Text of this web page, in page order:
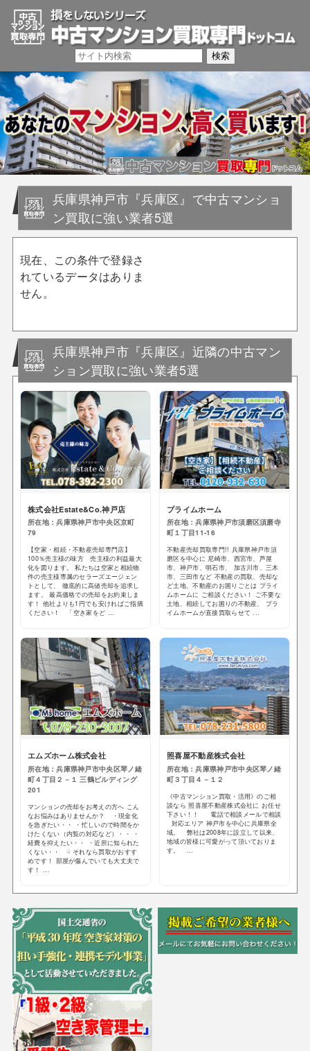
兵庫県神戸市『兵庫区』で中古マンショ
ン買取に強い業者5選
現在、この条件で登録さ
れているデータはありま
せん。
兵庫県神戸市『兵庫区』近隣の中古マン
ション買取に強い業者5選
株式会社Estate&Co.神戸店
所在地：兵庫県神戸市中央区京町
79
【空家・相続・不動産売却専門店】
100％売主様の味方 売主様の利益最大
化を図ります。 私たちは空家と相続物
件の売主様専属のセラーズエージェン
トとして、 徹底的に高値売却を追求し
ます。 最高価格での売却をお約束しま
す！ 他社よりも1円でも安ければご指摘
ください！ 「空き家をど ...
プライムホーム
所在地：兵庫県神戸市須磨区須磨寺
町１丁目11-16
不動産売却買取専門!! 兵庫県神戸市須
磨区を中心に 尼崎市、西宮市、芦屋
市、神戸市、明石市、 加古川市、三木
市、三田市など 不動産の買取、売却な
ど土地、不動産のお困りごとは プライ
ムホームに ご相談ください！ ご不要な
土地、相続してお困りの不動産、 プラ
イムホームが直接買取らせて ...
エムズホーム株式会社
所在地：兵庫県神戸市中央区琴ノ緒
町４丁目２－１ 三鶴ビルディング
201
マンションの売却をお考えの方へ こん
なお悩みはありませんか？ ・現金化
を急ぎたい・・ ・忙しいので時間をか
けたくない（内覧の対応など）・・ ・
経費を抑えたい・・ ・近所に知られた
くない・・ ☟ それなら買取がおすす
めです！ 部屋が傷んでいても大丈夫で
す！ ...
照喜屋不動産株式会社
所在地：兵庫県神戸市中央区琴ノ緒
町３丁目４－１２
《中古マンション買取・活用》のご相
談なら 照喜屋不動産株式会社に お任せ
下さい！！ 電話で相談メールで相談
対応エリア 神戸市を中心に兵庫県全
域。 弊社は2008年に設立して以来、
地域の皆様に可愛がって頂いておりま
す。 ...